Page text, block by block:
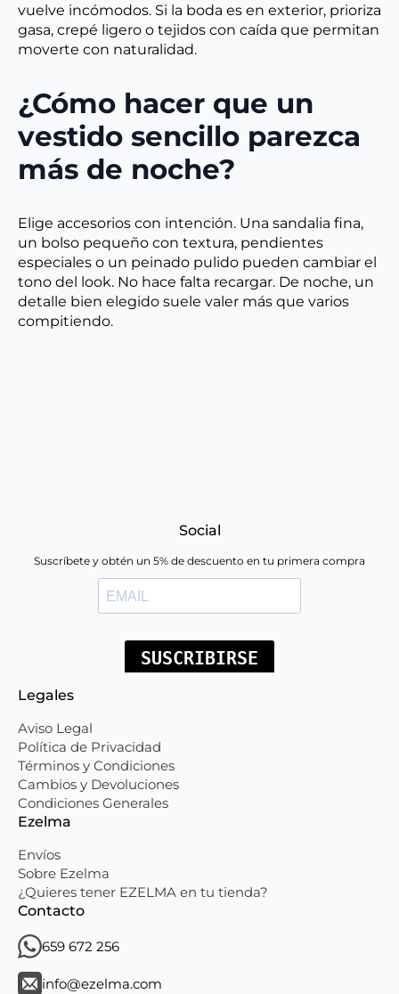
vuelve incómodos. Si la boda es en exterior, prioriza
gasa, crepé ligero o tejidos con caída que permitan
moverte con naturalidad.
¿Cómo hacer que un
vestido sencillo parezca
más de noche?
Elige accesorios con intención. Una sandalia fina,
un bolso pequeño con textura, pendientes
especiales o un peinado pulido pueden cambiar el
tono del look. No hace falta recargar. De noche, un
detalle bien elegido suele valer más que varios
compitiendo.
Social
Suscríbete y obtén un 5% de descuento en tu primera compra
Legales
Aviso Legal
Política de Privacidad
Términos y Condiciones
Cambios y Devoluciones
Condiciones Generales
Ezelma
Envíos
Sobre Ezelma
¿Quieres tener EZELMA en tu tienda?
Contacto
659 672 256
info@ezelma.com